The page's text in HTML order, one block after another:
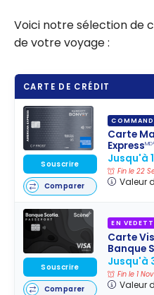
Voici notre sélection de
de votre voyage :
CARTE DE CRÉDIT
Carte
ExpressMD
Jusqu'à
Fin le 22
Valeur
Souscrire
Comparer
EN
Carte
Banque
Jusqu'à
Fin le 1
Valeur
Souscrire
Comparer